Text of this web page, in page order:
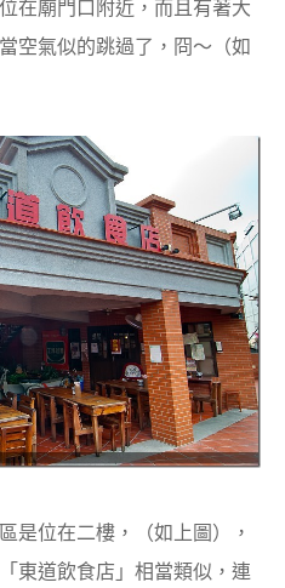
在廟門口附近，而且有著大
空氣似的跳過了，冏～（如
是位在二樓，（如上圖），
東道飲食店」相當類似，連